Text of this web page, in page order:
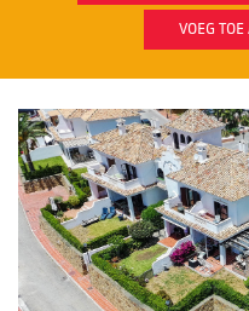
VOEG